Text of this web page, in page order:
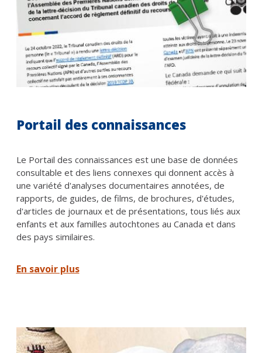
Portail des connaissances
Le Portail des connaissances est une base de données
consultable et des liens connexes qui donnent accès à
une variété d'analyses documentaires annotées, de
rapports, de guides, de films, de brochures, d'études,
d'articles de journaux et de présentations, tous liés aux
enfants et aux familles autochtones au Canada et dans
des pays similaires.
En savoir plus